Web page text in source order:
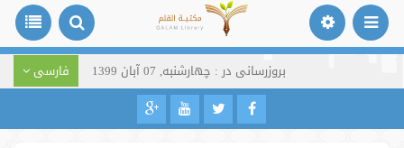
بروزرسانی در : چهارشنبه, 07 آبان 1399 فارسی